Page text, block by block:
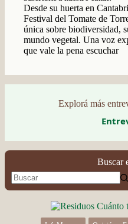
Desde su huerta en
Festival del Tomate de
única sobre biodiversidad,
mundo vegetal. Una voz
que vale la pena escuchar
Explorá más
Buscar